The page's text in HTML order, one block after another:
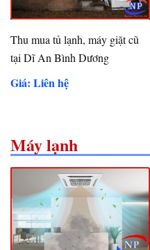
Thu mua tủ lạnh, máy giặt cũ
tại Dĩ An Bình Dương
Giá: Liên hệ
Máy lạnh